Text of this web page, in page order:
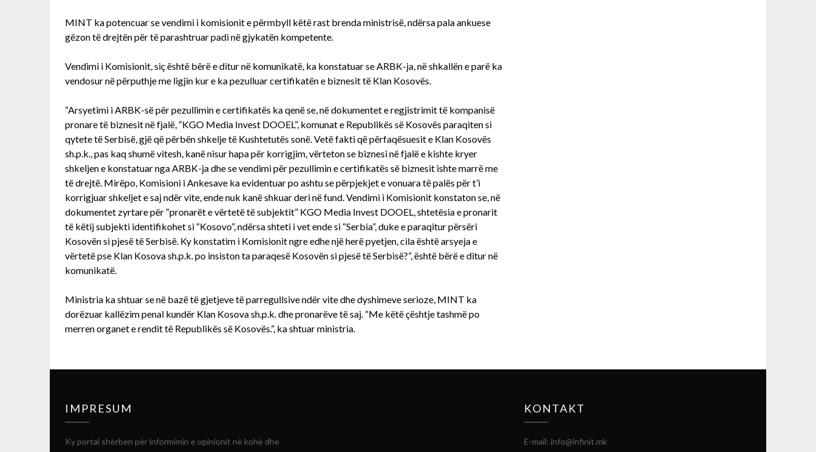
MINT ka potencuar se vendimi i komisionit e përmbyll këtë rast brenda ministrisë, ndërsa pala ankuese
gëzon të drejtën për të parashtruar padi në gjykatën kompetente.
Vendimi i Komisionit, siç është bërë e ditur në komunikatë, ka konstatuar se ARBK-ja, në shkallën e parë ka
vendosur në përputhje me ligjin kur e ka pezulluar certifikatën e biznesit të Klan Kosovës.
“Arsyetimi i ARBK-së për pezullimin e certifikatës ka qenë se, në dokumentet e regjistrimit të kompanisë
pronare të biznesit në fjalë, “KGO Media Invest DOOEL”, komunat e Republikës së Kosovës paraqiten si
qytete të Serbisë, gjë që përbën shkelje të Kushtetutës sonë. Vetë fakti që përfaqësuesit e Klan Kosovës
sh.p.k., pas kaq shumë vitesh, kanë nisur hapa për korrigjim, vërteton se biznesi në fjalë e kishte kryer
shkeljen e konstatuar nga ARBK-ja dhe se vendimi për pezullimin e certifikatës së biznesit ishte marrë me
të drejtë. Mirëpo, Komisioni i Ankesave ka evidentuar po ashtu se përpjekjet e vonuara të palës për t’i
korrigjuar shkeljet e saj ndër vite, ende nuk kanë shkuar deri në fund. Vendimi i Komisionit konstaton se, në
dokumentet zyrtare për “pronarët e vërtetë të subjektit” KGO Media Invest DOOEL, shtetësia e pronarit
të këtij subjekti identifikohet si “Kosovo”, ndërsa shteti i vet ende si “Serbia”, duke e paraqitur përsëri
Kosovën si pjesë të Serbisë. Ky konstatim i Komisionit ngre edhe një herë pyetjen, cila është arsyeja e
vërtetë pse Klan Kosova sh.p.k. po insiston ta paraqesë Kosovën si pjesë të Serbisë?”, është bërë e ditur në
komunikatë.
Ministria ka shtuar se në bazë të gjetjeve të parregullsive ndër vite dhe dyshimeve serioze, MINT ka
dorëzuar kallëzim penal kundër Klan Kosova sh.p.k. dhe pronarëve të saj. “Me këtë çështje tashmë po
merren organet e rendit të Republikës së Kosovës.”, ka shtuar ministria.
IMPRESUM
Ky portal shërben për informimin e opinionit në kohë dhe
KONTAKT
E-mail: info@infinit.mk